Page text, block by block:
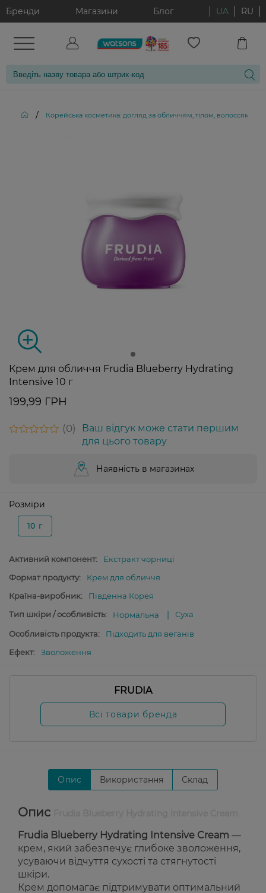
Бренди Магазини Блог UA RU
/ Корейська косметика: догляд за обличчям, тілом, волоссям і
Крем для обличчя Frudia Blueberry Hydrating
Intensive 10 г
199,99 ГРН
0
Ваш відгук може стати першим
для цього товару
Наявність в магазинах
Розміри
10 г
Активний компонент:
Екстракт чорниці
Формат продукту:
Крем для обличчя
Країна-виробник:
Південна Корея
Тип шкіри / особливість:
Нормальна Суха
Особливість продукта:
Підходить для веганів
Ефект:
Зволоження
FRUDIA
Всі товари бренда
Опис Використання Склад
Опис
Frudia Blueberry Hydrating Intensive Cream —
крем, який забезпечує глибоке зволоження,
усуваючи відчуття сухості та стягнутості
шкіри.
Крем допомагає підтримувати оптимальний